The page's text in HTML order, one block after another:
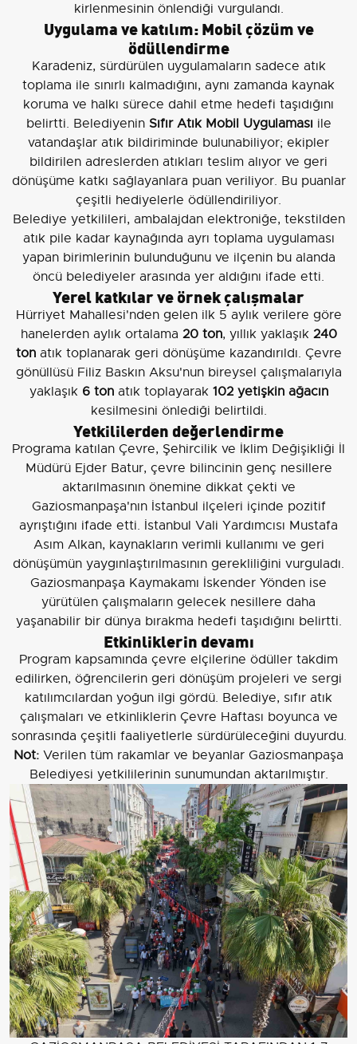
kirlenmesinin önlendiği vurgulandı.
Uygulama ve katılım: Mobil çözüm ve
ödüllendirme
Karadeniz, sürdürülen uygulamaların sadece atık
toplama ile sınırlı kalmadığını, aynı zamanda kaynak
koruma ve halkı sürece dahil etme hedefi taşıdığını
belirtti. Belediyenin Sıfır Atık Mobil Uygulaması ile
vatandaşlar atık bildiriminde bulunabiliyor; ekipler
bildirilen adreslerden atıkları teslim alıyor ve geri
dönüşüme katkı sağlayanlara puan veriliyor. Bu puanlar
çeşitli hediyelerle ödüllendiriliyor.
Belediye yetkilileri, ambalajdan elektroniğe, tekstilden
atık pile kadar kaynağında ayrı toplama uygulaması
yapan birimlerinin bulunduğunu ve ilçenin bu alanda
öncü belediyeler arasında yer aldığını ifade etti.
Yerel katkılar ve örnek çalışmalar
Hürriyet Mahallesi'nden gelen ilk 5 aylık verilere göre
hanelerden aylık ortalama 20 ton, yıllık yaklaşık 240
tonatık toplanarak geri dönüşüme kazandırıldı. Çevre
gönüllüsü Filiz Baskın Aksu'nun bireysel çalışmalarıyla
yaklaşık 6 tonatık toplayarak 102 yetişkin ağacın
kesilmesini önlediği belirtildi.
Yetkililerden değerlendirme
Programa katılan Çevre, Şehircilik ve İklim Değişikliği İl
Müdürü Ejder Batur, çevre bilincinin genç nesillere
aktarılmasının önemine dikkat çekti ve
Gaziosmanpaşa'nın İstanbul ilçeleri içinde pozitif
ayrıştığını ifade etti. İstanbul Vali Yardımcısı Mustafa
Asım Alkan, kaynakların verimli kullanımı ve geri
dönüşümün yaygınlaştırılmasının gerekliliğini vurguladı.
Gaziosmanpaşa Kaymakamı İskender Yönden ise
yürütülen çalışmaların gelecek nesillere daha
yaşanabilir bir dünya bırakma hedefi taşıdığını belirtti.
Etkinliklerin devamı
Program kapsamında çevre elçilerine ödüller takdim
edilirken, öğrencilerin geri dönüşüm projeleri ve sergi
katılımcılardan yoğun ilgi gördü. Belediye, sıfır atık
çalışmaları ve etkinliklerin Çevre Haftası boyunca ve
sonrasında çeşitli faaliyetlerle sürdürüleceğini duyurdu.
Not: Verilen tüm rakamlar ve beyanlar Gaziosmanpaşa
Belediyesi yetkililerinin sunumundan aktarılmıştır.